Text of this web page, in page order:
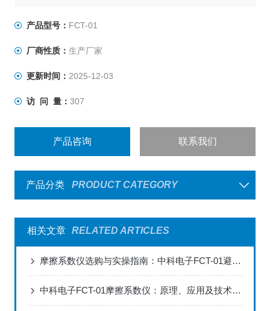
材料生产质量工艺指标，满足产品使用要求。另外还可用
产品型号： FCT-01
厂商性质： 生产厂家
更新时间： 2025-12-03
访 问 量： 307
产品咨询 联系我们
产品分类 PRODUCT CATEGORY
相关文章 RELATED ARTICLES
摩擦系数仪选购与实操指南：中科电子FCT-01避坑与应用技巧
中科电子FCT-01摩擦系数仪：原理、应用及技术特性全解析